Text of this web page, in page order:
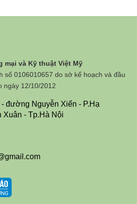
mại và Kỹ thuật Việt Mỹ
số 0106010657 do sở kế hoạch và đầu
ngày 12/10/2012
đường Nguyễn Xiển - P.Hạ
Xuân - Tp.Hà Nội